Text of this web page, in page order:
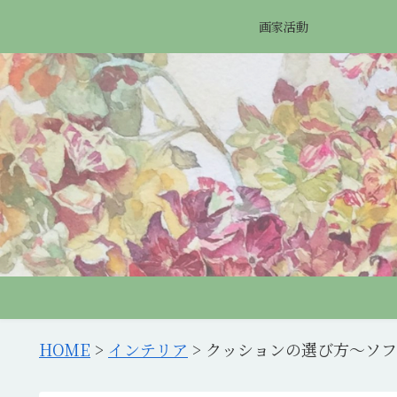
画家活動
HOME > インテリア > クッションの選び方〜ソ